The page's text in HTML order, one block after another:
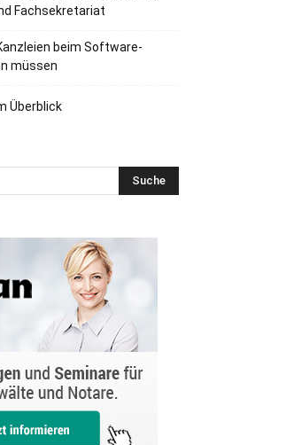
Fachsekretariat
beim Software-
müssen
Überblick